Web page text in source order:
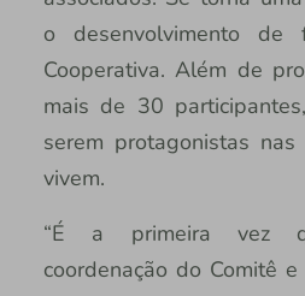
o desenvolvimento de
Cooperativa. Além de
mais de 30
serem protagonistas
vivem.
“É a primeira vez
coordenação do Comitê